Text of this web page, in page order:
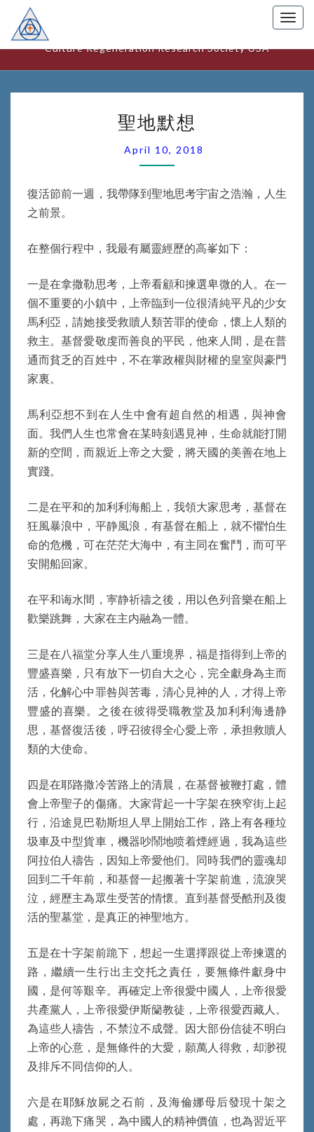
美國文化更新研究中心
Culture Regeneration Research Society USA
地
默
想
聖地默想
April 10, 2018
復活節前一週，我帶隊到聖地思考宇宙之浩瀚，人生
之前景。
在整個行程中，我最有屬靈經歷的高峯如下：
一是在拿撒勒思考，上帝看顧和揀選卑微的人。在一
個不重要的小鎮中，上帝臨到一位很清純平凡的少女
馬利亞，請她接受救贖人類苦罪的使命，懷上人類的
救主。基督愛敬虔而善良的平民，他來人間，是在普
通而貧乏的百姓中，不在掌政權與財權的皇室與豪門
家裏。
馬利亞想不到在人生中會有超自然的相遇，與神會
面。我們人生也常會在某時刻遇見神，生命就能打開
新的空間，而親近上帝之大愛，將天國的美善在地上
實踐。
二是在平和的加利利海船上，我領大家思考，基督在
狂風暴浪中，平静風浪，有基督在船上，就不懼怕生
命的危機，可在茫茫大海中，有主同在奮鬥，而可平
安開船回家。
在平和诲水間，寕静祈禱之後，用以色列音樂在船上
歡樂跳舞，大家在主内融為一體。
三是在八福堂分享人生八重境界，福是指得到上帝的
豐盛喜樂，只有放下一切自大之心，完全獻身為主而
活，化解心中罪咎與苦毒，清心見神的人，才得上帝
豐盛的喜樂。之後在彼得受職教堂及加利利海邊静
思，基督復活後，呼召彼得全心愛上帝，承担救贖人
類的大使命。
四是在耶路撒冷苦路上的清晨，在基督被鞭打處，體
會上帝聖子的傷痛。大家背起一十字架在狹窄街上起
行，沿途見巴勒斯坦人早上開始工作，路上有各種垃
圾車及中型貨車，機器吵鬧地喷着煙經過，我為這些
阿拉伯人禱告，因知上帝愛他们。同時我們的靈魂却
回到二千年前，和基督一起搬著十字架前進，流淚哭
泣，經歷主為眾生受苦的情懷。直到基督受酷刑及復
活的聖墓堂，是真正的神聖地方。
五是在十字架前跪下，想起一生選擇跟從上帝揀選的
路，繼續一生行出主交托之責任，要無條件獻身中
國，是何等艱辛。再確定上帝很愛中國人，上帝很愛
共產黨人，上帝很愛伊斯籣教徒，上帝很愛西藏人。
為這些人禱告，不禁泣不成聲。因大部份信徒不明白
上帝的心意，是無條件的大愛，願萬人得救，却渺視
及排斥不同信仰的人。
六是在耶穌放屍之石前，及海倫娜母后發現十架之
處，再跪下痛哭，為中國人的精神價值，也為習近平